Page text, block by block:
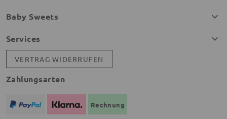
Baby Sweets
Services
VERTRAG WIDERRUFEN
Zahlungsarten
Rechnung